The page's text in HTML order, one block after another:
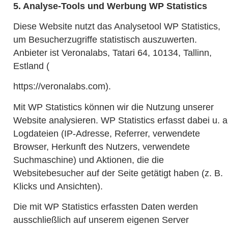
5. Analyse-Tools und Werbung WP Statistics
Diese Website nutzt das Analysetool WP Statistics,
um Besucherzugriffe statistisch auszuwerten.
Anbieter ist Veronalabs, Tatari 64, 10134, Tallinn,
Estland (
https://veronalabs.com).
Mit WP Statistics können wir die Nutzung unserer
Website analysieren. WP Statistics erfasst dabei u.
Logdateien (IP-Adresse, Referrer, verwendete
Browser, Herkunft des Nutzers, verwendete
Suchmaschine) und Aktionen, die die
Websitebesucher auf der Seite getätigt haben (z. B.
Klicks und Ansichten).
Die mit WP Statistics erfassten Daten werden
ausschließlich auf unserem eigenen Server